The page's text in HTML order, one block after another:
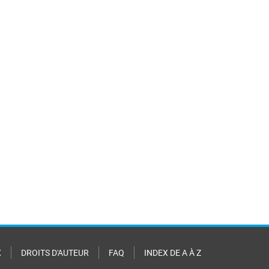
DROITS D'AUTEUR FAQ INDEX DE A À Z